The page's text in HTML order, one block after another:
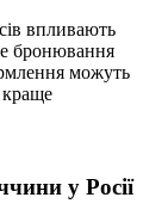
впливають
бронювання
можуть
у Росії